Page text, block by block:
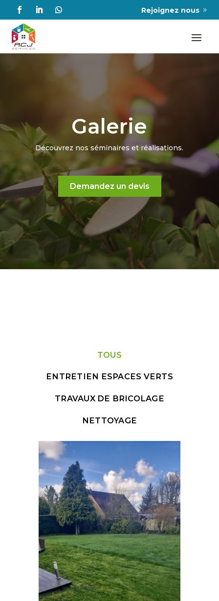
Rejoignez nous
Galerie
Découvrez nos séminaires et réalisations.
Demandez un devis
TOUS
ENTRETIEN ESPACES VERTS
TRAVAUX DE BRICOLAGE
NETTOYAGE